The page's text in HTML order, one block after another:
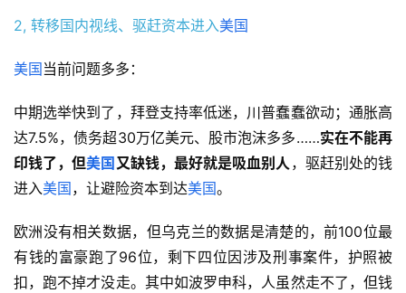
2, 转移国内视线、驱赶资本进入美国
美国 当前问题多多：
中期选举快到了，拜登支持率低迷，川普蠢蠢欲动；通胀高
达7.5%，债务超30万亿美元、股市泡沫多多……实在不能再
印钱了，但美国 又缺钱，最好就是吸血别人 ，驱赶别处的钱
进入美国 ，让避险资本到达美国。
欧洲没有相关数据，但乌克兰的数据是清楚的，前100位最
有钱的富豪跑了96位，剩下四位因涉及刑事案件，护照被
扣，跑不掉才没走。其中如波罗申科，人虽然走不了，但钱